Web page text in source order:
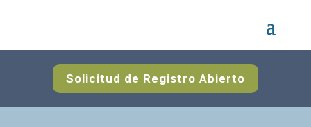
Solicitud de Registro Abierto